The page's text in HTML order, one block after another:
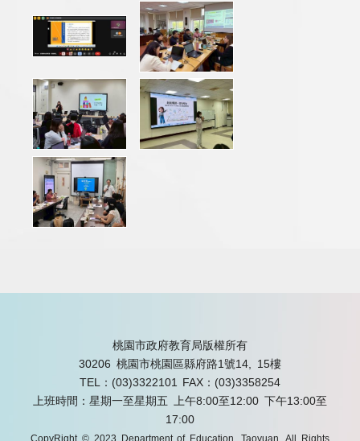
桃園市政府教育局版權所有
30206 桃園市桃園區縣府路1號14, 15樓
TEL：(03)3322101
FAX：(03)3358254
上班時間：星期一至星期五 上午8:00至12:00 下午13:00至
17:00
CopyRight © 2023 Department of Education, Taoyuan. All Rights